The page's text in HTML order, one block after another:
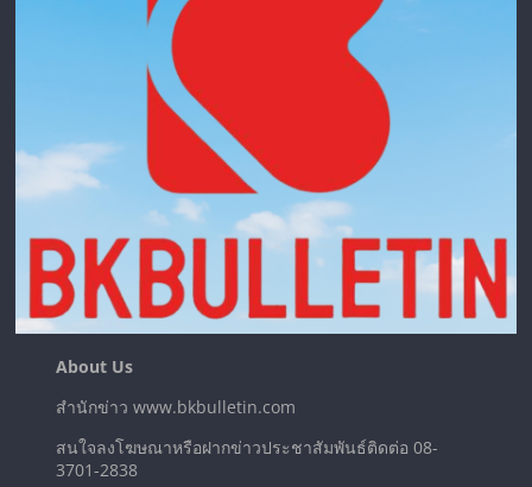
About Us
สำนักข่าว www.bkbulletin.com
สนใจลงโฆษณาหรือฝากข่าวประชาสัมพันธ์ติดต่อ 08-
3701-2838